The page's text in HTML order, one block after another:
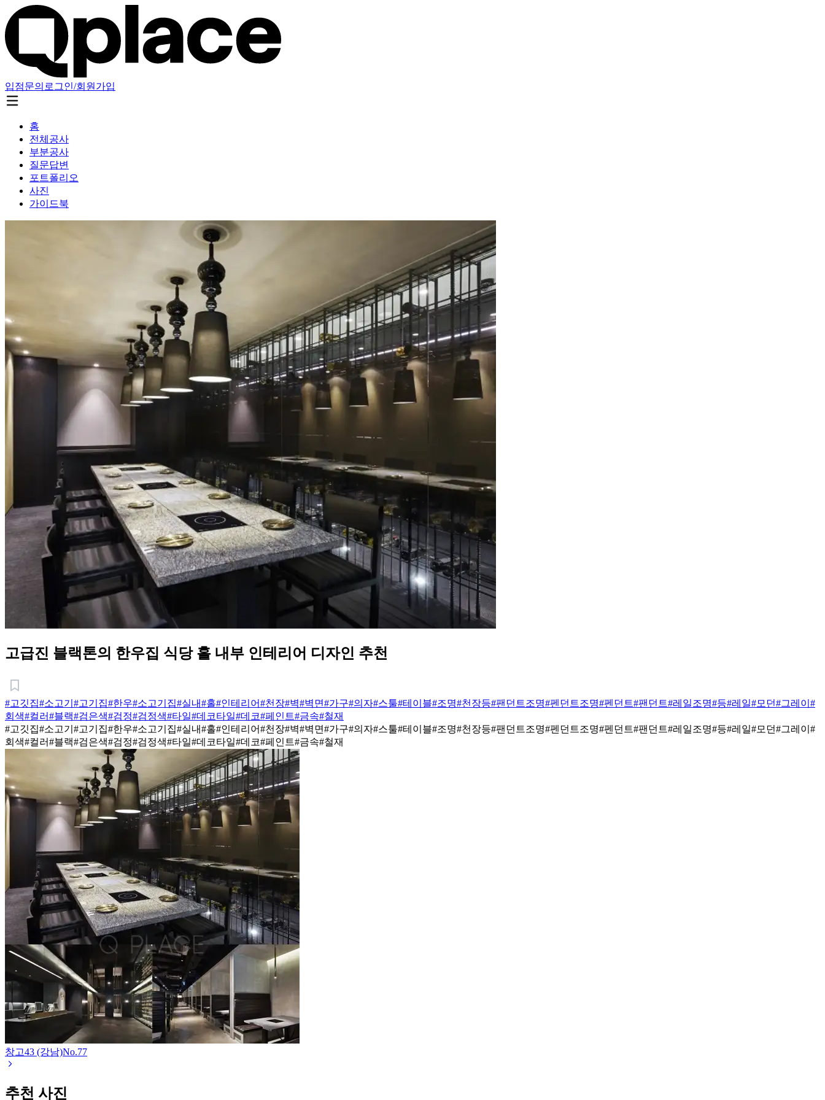
입점문의 로그인/회원가입
홈
전체공사
부분공사
질문답변
포트폴리오
사진
가이드북
고급진 블랙톤의 한우집 식당 홀 내부 인테리어 디자인 추천
#고깃집#소고기 #고기집#한우#소고기집#실내#홀#인테리어#천장#벽#벽면#가구#의자#스툴#테이블#조명#천장등#팬던트조명#펜던트조명#펜던트#팬던트#레일조명#등#레일#모던#그레이 #
회색#컬러#블랙#검은색#검정#검정색#타일#데코타일#데코#페인트#금속#철재
#고깃집#소고기 #고기집#한우#소고기집#실내#홀#인테리어#천장#벽#벽면#가구#의자#스툴#테이블#조명#천장등#팬던트조명#펜던트조명#펜던트#팬던트#레일조명#등#레일#모던#그레이 #
회색#컬러#블랙#검은색#검정#검정색#타일#데코타일#데코#페인트#금속#철재
창고43 (강남)No.77
추천 사진